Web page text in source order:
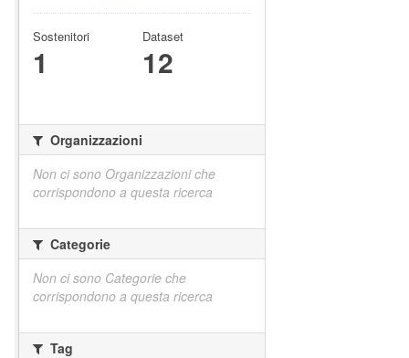
Sostenitori
1
Dataset
12
Organizzazioni
Non ci sono Organizzazioni che
corrispondono a questa ricerca
Categorie
Non ci sono Categorie che
corrispondono a questa ricerca
Tag